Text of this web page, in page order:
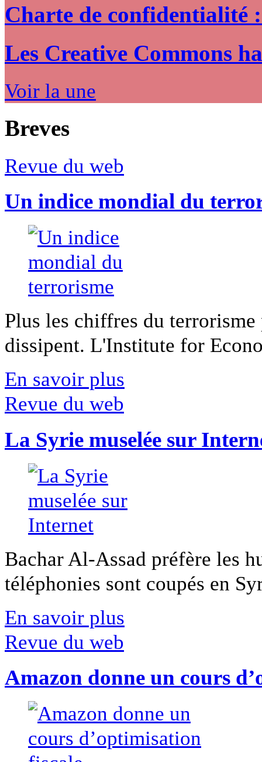
Charte de confidentialité
Les Creative Commons
Voir la une
Breves
Revue du web
Un indice mondial du
Plus les chiffres du
dissipent. L'Institute for
En savoir plus
Revue du web
La Syrie muselée sur
Bachar Al-Assad préfère les
téléphonies sont coupés en
En savoir plus
Revue du web
Amazon donne un cours